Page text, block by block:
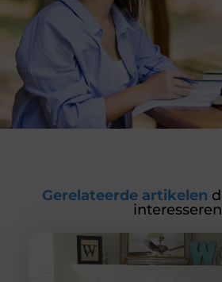
Gerelateerde artikelen
interesseren